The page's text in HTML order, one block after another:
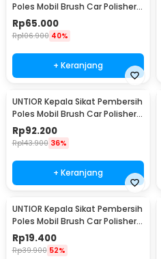
Poles Mobil Brush Car Polisher
Kit 9 PCS - DB009
Rp65.000
Rp106.900 40%
+ Keranjang
UNTIOR Kepala Sikat Pembersih
Poles Mobil Brush Car Polisher
Kit 22PCS - CB22
Rp92.200
Rp143.900 36%
+ Keranjang
UNTIOR Kepala Sikat Pembersih
Poles Mobil Brush Car Polisher
Kit 3 PCS - DB003
Rp19.400
Rp39.900 52%